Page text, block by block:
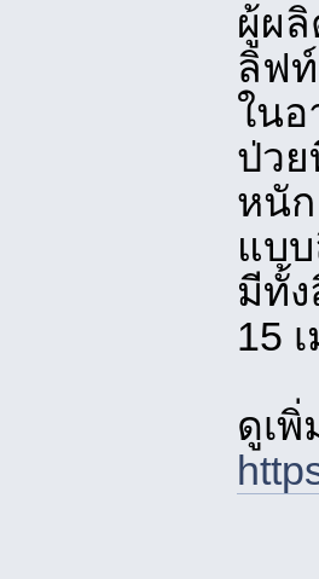
ผู้ผ
ลิฟ
ใน
ป่ว
หนั
แบ
มีทั้
15
ดูเ